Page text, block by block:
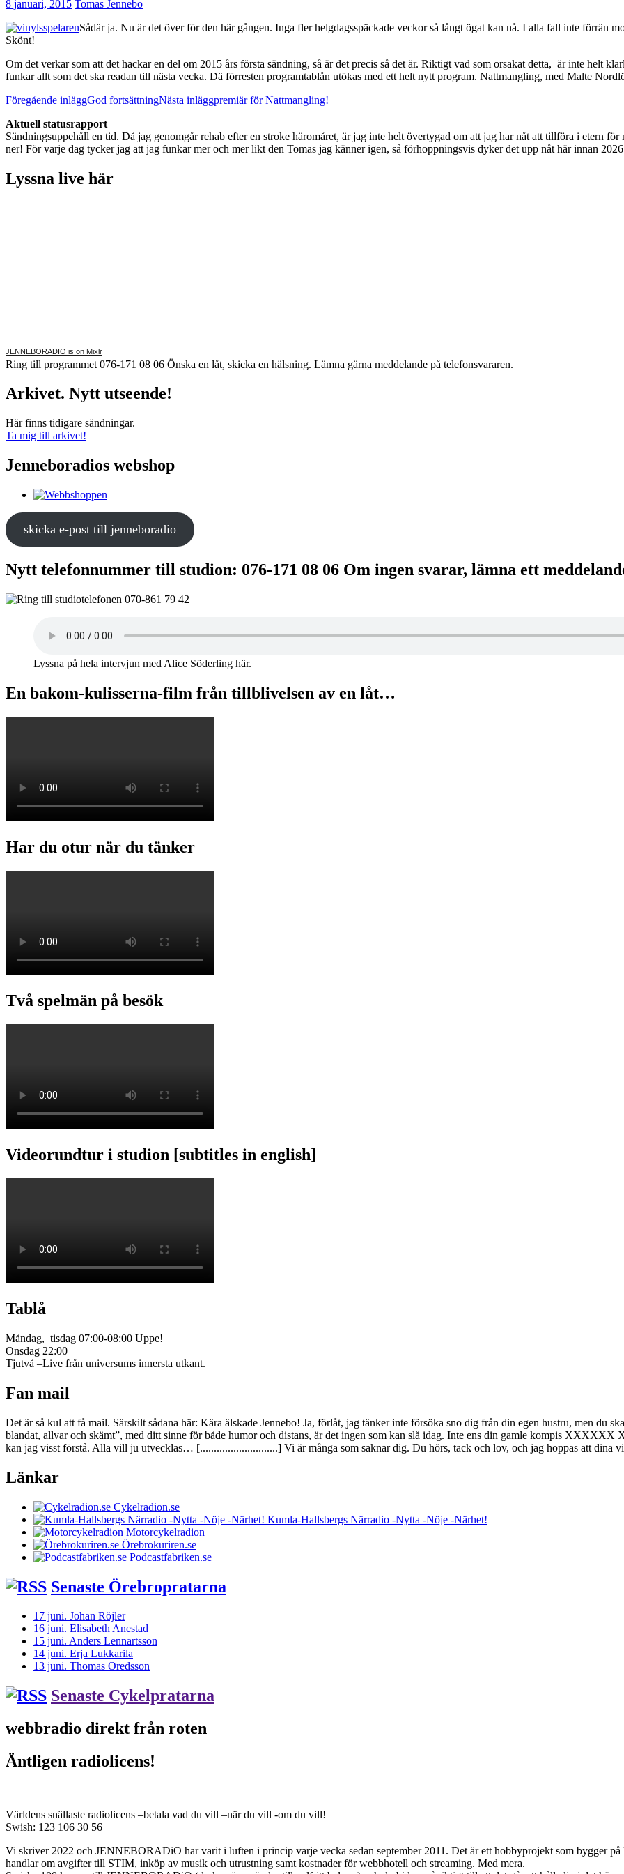
8 januari, 2015 Tomas Jennebo
Sådär ja. Nu är det över för den här gången. Inga fler helgdagsspäckade veckor så långt ögat kan nå. I alla fall inte förrän
Skönt!
Om det verkar som att det hackar en del om 2015 års första sändning, så är det precis så det är. Riktigt vad som orsakat detta, är inte helt
funkar allt som det ska readan till nästa vecka. Dä förresten programtablån utökas med ett helt nytt program. Nattmangling, med Malte
Inläggsnavigering
Föregående inläggGod fortsättningNästa inläggpremiär för Nattmangling!
Aktuell statusrapport
Sändningsuppehåll en tid. Då jag genomgår rehab efter en stroke häromåret, är jag inte helt övertygad om att jag har nåt att tillföra i etern
ner! För varje dag tycker jag att jag funkar mer och mer likt den Tomas jag känner igen, så förhoppningsvis dyker det upp nåt här innan
Lyssna live här
JENNEBORADIO is on Mixlr
Ring till programmet 076-171 08 06 Önska en låt, skicka en hälsning. Lämna gärna meddelande på telefonsvararen.
Arkivet. Nytt utseende!
Här finns tidigare sändningar.
Ta mig till arkivet!
Jenneboradios webshop
skicka e-post till jenneboradio
Nytt telefonnummer till studion: 076-171 08 06 Om ingen svarar, lämna ett
Lyssna på hela intervjun med Alice Söderling här.
En bakom-kulisserna-film från tillblivelsen av en låt…
Har du otur när du tänker
Två spelmän på besök
Videorundtur i studion [subtitles in english]
Tablå
Måndag, tisdag 07:00-08:00 Uppe!
Onsdag 22:00
Tjutvå –Live från universums innersta utkant.
Fan mail
Det är så kul att få mail. Särskilt sådana här: Kära älskade Jennebo! Ja, förlåt, jag tänker inte försöka sno dig från din egen hustru, men du
blandat, allvar och skämt”, med ditt sinne för både humor och distans, är det ingen som kan slå idag. Inte ens din gamle kompis
kan jag visst förstå. Alla vill ju utvecklas… [............................] Vi är många som saknar dig. Du hörs, tack och lov, och jag hoppas att dina
Länkar
Cykelradion.se
Kumla-Hallsbergs Närradio -Nytta -Nöje -Närhet!
Motorcykelradion
Örebrokuriren.se
Podcastfabriken.se
Senaste Örebropratarna
17 juni. Johan Röjler
16 juni. Elisabeth Anestad
15 juni. Anders Lennartsson
14 juni. Erja Lukkarila
13 juni. Thomas Oredsson
Senaste Cykelpratarna
webbradio direkt från roten
Äntligen radiolicens!
Världens snällaste radiolicens –betala vad du vill –när du vill -om du vill!
Swish: 123 106 30 56
Vi skriver 2022 och JENNEBORADiO har varit i luften i princip varje vecka sedan september 2011. Det är ett hobbyprojekt som bygger på
handlar om avgifter till STIM, inköp av musik och utrustning samt kostnader för webbhotell och streaming. Med mera.